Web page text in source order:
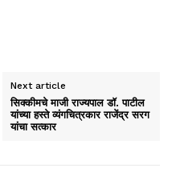
Next article
सिक्‍कीमचे माजी राज्‍यपाल डॉ. पाटील
यांच्‍या हस्‍ते व्‍यंगचित्रकार राजेंद्र सरग
यांचा सत्‍कार